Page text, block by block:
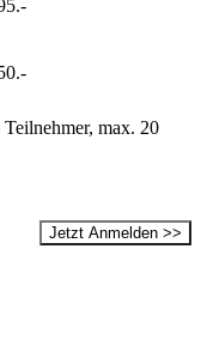
max. 20
Jetzt Anmelden >>